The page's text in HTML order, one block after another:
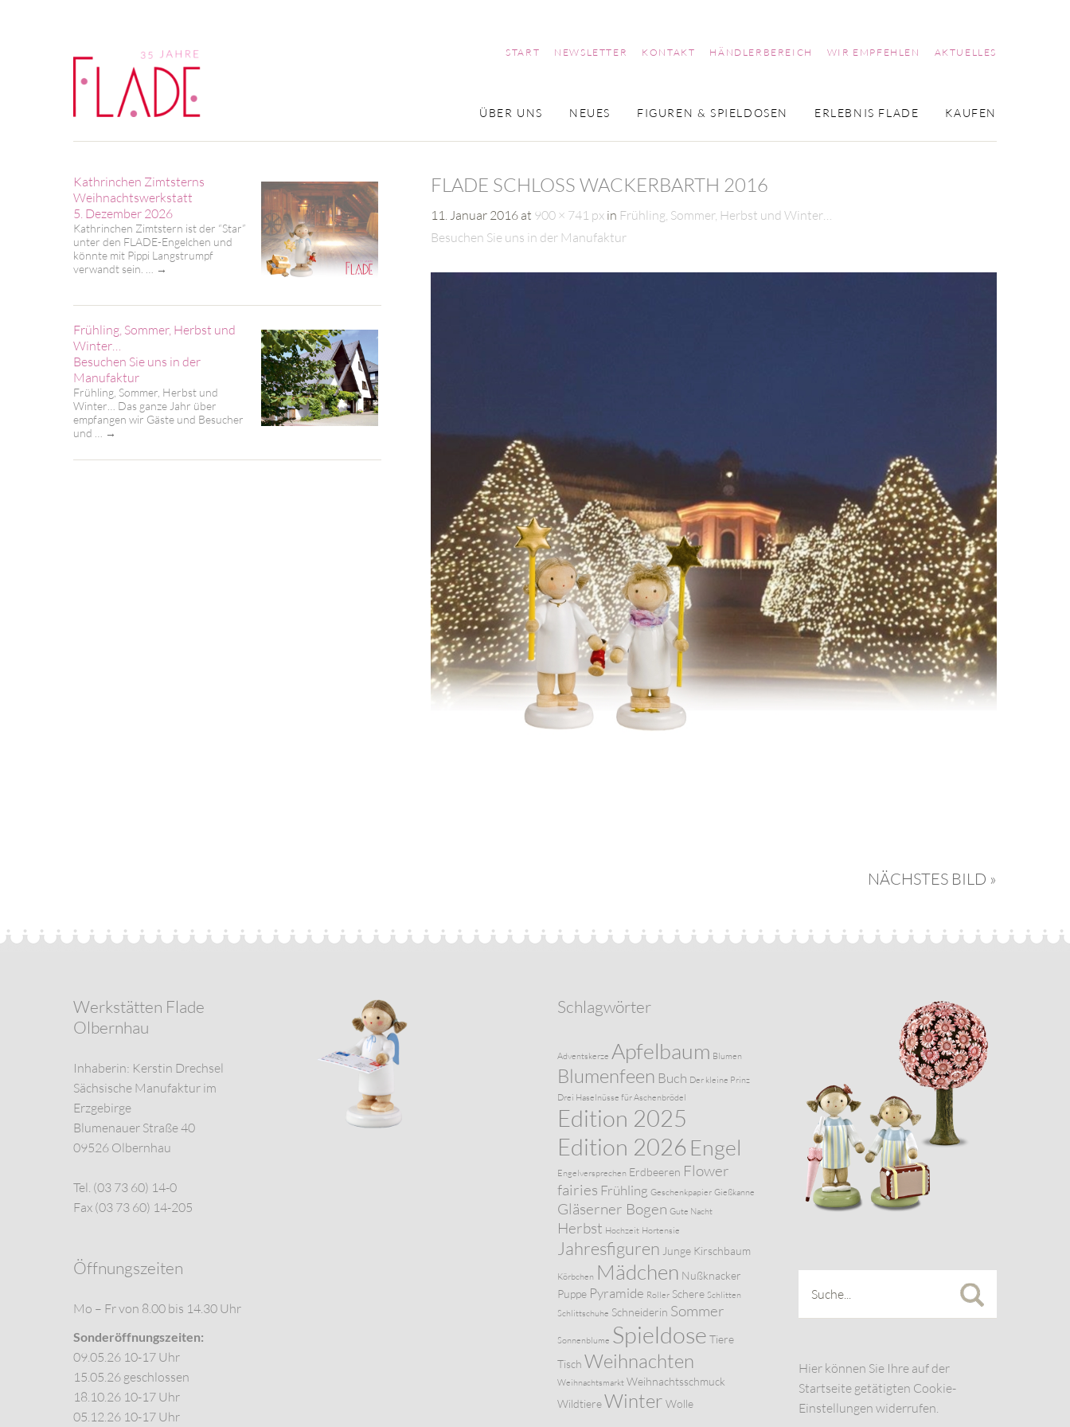
ÜBER UNS NEUES FIGUREN & SPIELDOSEN ERLEBNIS FLADE KAUFEN
START NEWSLETTER KONTAKT HÄNDLERBEREICH WIR EMPFEHLEN AKTUELLES
FLADE SCHLOSS WACKERBARTH 2016
11. Januar 2016 at 900 × 741 px in Frühling, Sommer, Herbst und Winter…
Besuchen Sie uns in der Manufaktur
NÄCHSTES BILD »
Kathrinchen Zimtsterns
Weihnachtswerkstatt
5. Dezember 2026
Kathrinchen Zimtstern ist der “Star”
unter den FLADE-Engelchen und
könnte mit Pippi Langstrumpf
verwandt sein. …
→
Frühling, Sommer, Herbst und
Winter…
Besuchen Sie uns in der
Manufaktur
Frühling, Sommer, Herbst und
Winter… Das ganze Jahr über
empfangen wir Gäste und Besucher
und …
→
Werkstätten Flade
Olbernhau
Inhaberin: Kerstin Drechsel
Sächsische Manufaktur im
Erzgebirge
Blumenauer Straße 40
09526 Olbernhau
Tel. (03 73 60) 14-0
Fax (03 73 60) 14-205
Öffnungszeiten
Mo – Fr von 8.00 bis 14.30 Uhr
Sonderöffnungszeiten:
09.05.26 10-17 Uhr
15.05.26 geschlossen
18.10.26 10-17 Uhr
05.12.26 10-17 Uhr
Schlagwörter
Adventskerze Apfelbaum Blumen
Blumenfeen Buch Der kleine Prinz
Drei Haselnüsse für Aschenbrödel
Edition 2025
Edition 2026 Engel
Engelversprechen Erdbeeren Flower
fairies Frühling Geschenkpapier Gießkanne
Gläserner Bogen Gute Nacht
Herbst Hochzeit Hortensie
Jahresfiguren Junge Kirschbaum
Körbchen Mädchen Nußknacker
Puppe Pyramide Roller Schere Schlitten
Schlittschuhe Schneiderin Sommer
Sonnenblume Spieldose Tiere
Tisch Weihnachten
Weihnachtsmarkt Weihnachtsschmuck
Wildtiere Winter Wolle
Hier können Sie Ihre auf der
Startseite getätigten Cookie-
Einstellungen widerrufen.